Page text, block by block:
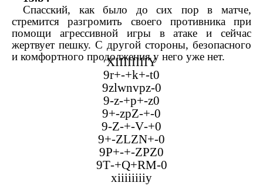
Спасский, как было до сих пор в матче,
стремится разгромить своего противника при
помощи агрессивной игры в атаке и сейчас
жертвует пешку. С другой стороны, безопасного
и комфортного продолжения у него уже нет.
XIIIIIIIIY
9r+-+k+-t0
9zlwnvpz-0
9-z-+p+-z0
9+-zpZ-+-0
9-Z-+-V-+0
9+-ZLZN+-0
9P+-+-ZPZ0
9T-+Q+RM-0
xiiiiiiiiy